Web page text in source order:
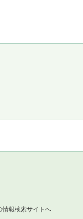
情報検索サイトへ